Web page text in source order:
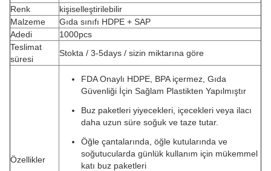
Renk
kişiselleştirilebilir
Malzeme
Gıda sınıfı HDPE + SAP
Adedi
1000pcs
Teslimat
süresi
Stokta / 3-5days / sizin miktarına göre
Özellikler
FDA Onaylı HDPE, BPA içermez, Gıda
Güvenliği İçin Sağlam Plastikten Yapılmıştır
Buz paketleri yiyecekleri, içecekleri veya ilacı
daha uzun süre soğuk ve taze tutar.
Öğle çantalarında, öğle kutularında ve
soğutucularda günlük kullanım için mükemmel
katı buz paketleri